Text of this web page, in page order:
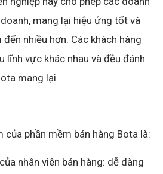
mang lại hiệu ứng tốt và
nhiều hơn. Các khách hàng
lĩnh vực khác nhau và đều đánh
mang lại.
của phần mềm bán hàng Bota là:
nhân viên bán hàng: dễ dàng